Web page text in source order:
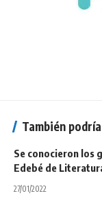
También
Se conocieron los
Edebé de
27/01/2022